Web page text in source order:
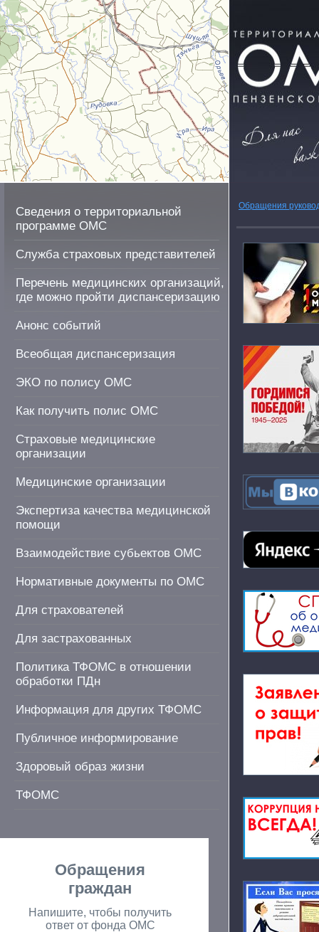
Сведения о территориальной
программе ОМС
Служба страховых представителей
Перечень медицинских организаций,
где можно пройти диспансеризацию
Анонс событий
Всеобщая диспансеризация
ЭКО по полису ОМС
Как получить полис ОМС
Страховые медицинские
организации
Медицинские организации
Экспертиза качества медицинской
помощи
Взаимодействие субьектов ОМС
Нормативные документы по ОМС
Для страхователей
Для застрахованных
Политика ТФОМС в отношении
обработки ПДн
Информация для других ТФОМС
Публичное информирование
Здоровый образ жизни
ТФОМС
Обращения
граждан
Напишите, чтобы получить
ответ от фонда ОМС
Обращения